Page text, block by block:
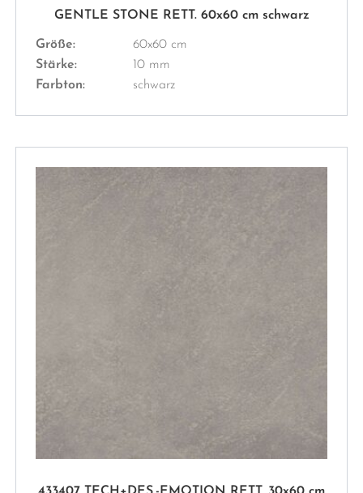
GENTLE STONE RETT. 60x60 cm schwarz
Größe:
60x60 cm
Stärke:
10 mm
Farbton:
schwarz